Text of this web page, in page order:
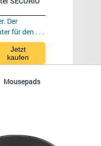
Der
für den . . .
Jetzt
kaufen
Mousepads